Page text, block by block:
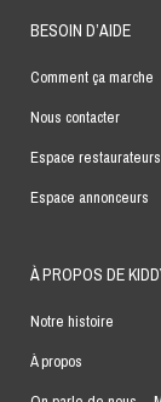
BESOIN D’AIDE
Comment ça marche
Nous contacter
Espace restaurateurs
Espace annonceurs
À PROPOS DE
Notre histoire
À propos